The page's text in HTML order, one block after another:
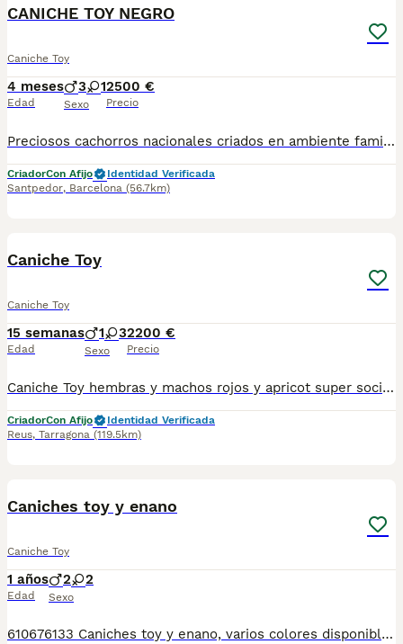
CANICHE TOY NEGRO
Caniche Toy
4 meses
Edad
3 1
Sexo
2500 €
Precio
Preciosos cachorros nacionales criados en ambiente familiar disponibles de raza caniche . Se entregan con su carnet de primo vacunación, las vacunas correspondientes a su edad, desparasitados interna y externamente, con microchip implantado. Se realiza un contrato en el que incluye garantía vírica de 15 días y una garantía congénita de un año desde el día de la entrega del cachorro. Nos comprometemos 100% con la salud de nuestros pequeños. Núcleo zoológico B2500604. Para más información/imagenes o consultas sin compromiso al número de teléfono 722788399 o al 932514529.
CriadorCon Afijo
Identidad Verificada
Santpedor, Barcelona (56.7km)
Caniche Toy
Caniche Toy
15 semanas
Edad
1 3
Sexo
2200 €
Precio
Caniche Toy hembras y machos rojos y apricot super sociables criados en ambiente familiar con cartilla sanitaria vacuna chip desparasitación con contrato de garantía víricas y congenitas
CriadorCon Afijo
Identidad Verificada
Reus, Tarragona (119.5km)
Caniches toy y enano
Caniche Toy
1 años
Edad
2 2
Sexo
610676133 Caniches toy y enano, varios colores disponibles, con mucha calidad de pelo, tienen dos meses de edad. Se entregan revisados por nuestro veterinario, vacunados al día, desparasitados, con su cartilla veterinaria, microchip y garantía sanitaria por escrito vírica y congénita. Tienen un carácter excelente, sociables, muy buenos y cariñosos, se pueden ver sin compromiso cualquier día de la semana. Núcleo Zoológico: T-2500116